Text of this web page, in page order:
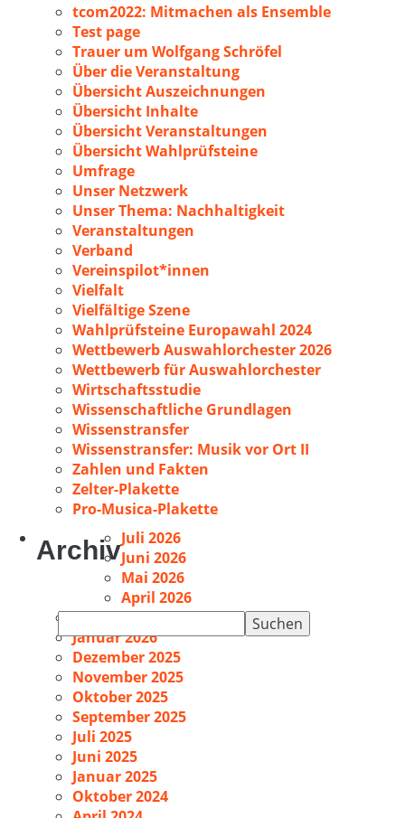
Suchen
nach:
tcom2022: Mitmachen als Ensemble
Test page
Trauer um Wolfgang Schröfel
Über die Veranstaltung
Übersicht Auszeichnungen
Übersicht Inhalte
Übersicht Veranstaltungen
Übersicht Wahlprüfsteine
Umfrage
Unser Netzwerk
Unser Thema: Nachhaltigkeit
Veranstaltungen
Verband
Vereinspilot*innen
Vielfalt
Vielfältige Szene
Wahlprüfsteine Europawahl 2024
Wettbewerb Auswahlorchester 2026
Wettbewerb für Auswahlorchester
Wirtschaftsstudie
Wissenschaftliche Grundlagen
Wissenstransfer
Wissenstransfer: Musik vor Ort II
Zahlen und Fakten
Zelter-Plakette
Pro-Musica-Plakette
ArchivJuli 2026
Juni 2026
Mai 2026
April 2026
Februar 2026
Januar 2026
Dezember 2025
November 2025
Oktober 2025
September 2025
Juli 2025
Juni 2025
Januar 2025
Oktober 2024